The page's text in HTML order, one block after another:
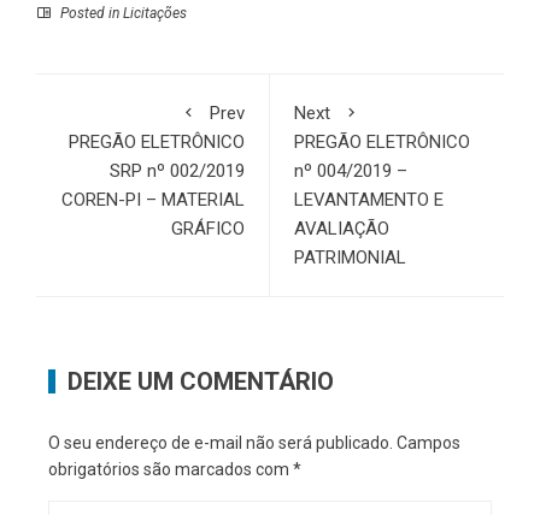
Posted in Licitações
Prev
PREGÃO ELETRÔNICO
SRP nº 002/2019
COREN-PI – MATERIAL
GRÁFICO
Next
PREGÃO ELETRÔNICO
nº 004/2019 –
LEVANTAMENTO E
AVALIAÇÃO
PATRIMONIAL
DEIXE UM COMENTÁRIO
O seu endereço de e-mail não será publicado. Campos
obrigatórios são marcados com *